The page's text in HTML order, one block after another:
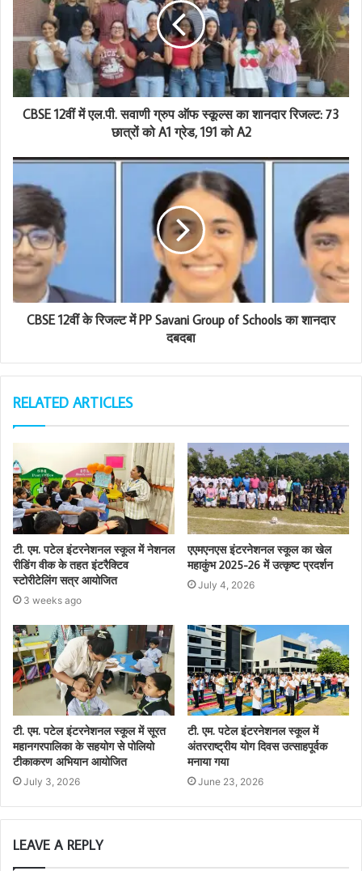
i
a
s
CBSE 12वीं में एल.पी. सवाणी ग्रुप ऑफ स्कूल्स का शानदार रिजल्ट: 73
छात्रों को A1 ग्रेड, 191 को A2
CBSE 12वीं के रिजल्ट में PP Savani Group of Schools का शानदार
दबदबा
RELATED ARTICLES
टी. एम. पटेल इंटरनेशनल स्कूल में नेशनल
रीडिंग वीक के तहत इंटरैक्टिव
स्टोरीटेलिंग सत्र आयोजित
3 weeks ago
एएमएनएस इंटरनेशनल स्कूल का खेल
महाकुंभ 2025-26 में उत्कृष्ट प्रदर्शन
July 4, 2026
टी. एम. पटेल इंटरनेशनल स्कूल में सूरत
महानगरपालिका के सहयोग से पोलियो
टीकाकरण अभियान आयोजित
July 3, 2026
टी. एम. पटेल इंटरनेशनल स्कूल में
अंतरराष्ट्रीय योग दिवस उत्साहपूर्वक
मनाया गया
June 23, 2026
LEAVE A REPLY